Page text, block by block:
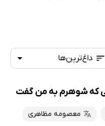
داغ‌ترین‌ها
تازه‌ها
داغ‌ترین‌ها
که شوهرم به من گفت
معصومه مظاهری